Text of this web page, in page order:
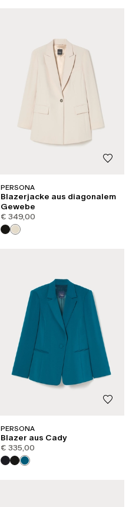
PERSONA
Blazerjacke aus diagonalem
Gewebe
€ 349,00
PERSONA
Blazer aus Cady
€ 335,00